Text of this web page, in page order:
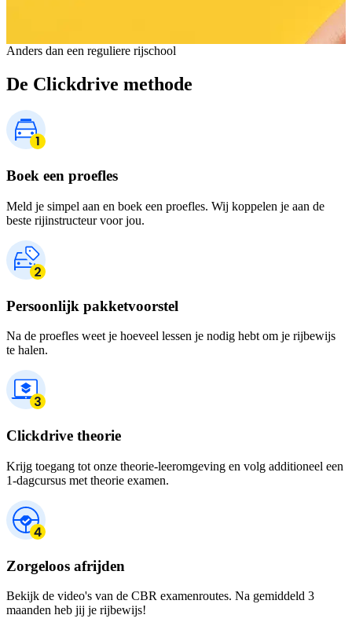
Anders dan een reguliere rijschool
De Clickdrive methode
Boek een proefles
Meld je simpel aan en boek een proefles. Wij koppelen je aan de
beste rijinstructeur voor jou.
Persoonlijk pakketvoorstel
Na de proefles weet je hoeveel lessen je nodig hebt om je rijbewijs
te halen.
Clickdrive theorie
Krijg toegang tot onze theorie-leeromgeving en volg additioneel een
1-dagcursus met theorie examen.
Zorgeloos afrijden
Bekijk de video's van de CBR examenroutes. Na gemiddeld 3
maanden heb jij je rijbewijs!